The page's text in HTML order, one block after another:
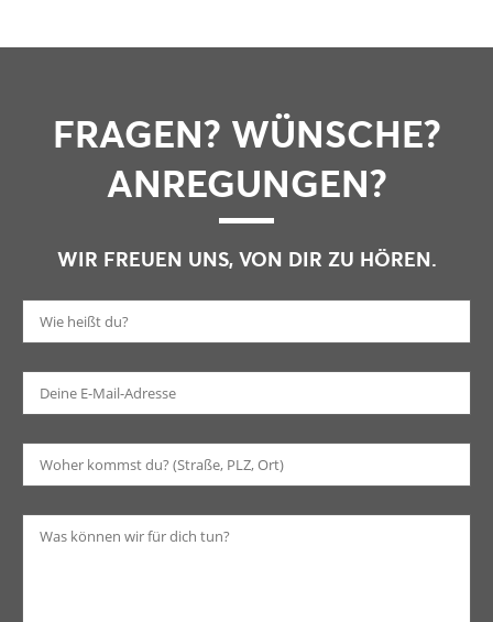
FRAGEN? WÜNSCHE?
ANREGUNGEN?
WIR FREUEN UNS, VON DIR ZU HÖREN.